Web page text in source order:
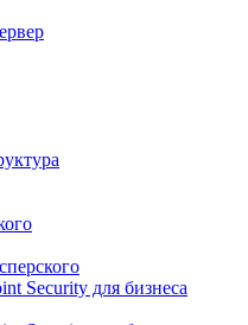
Security для бизнеса